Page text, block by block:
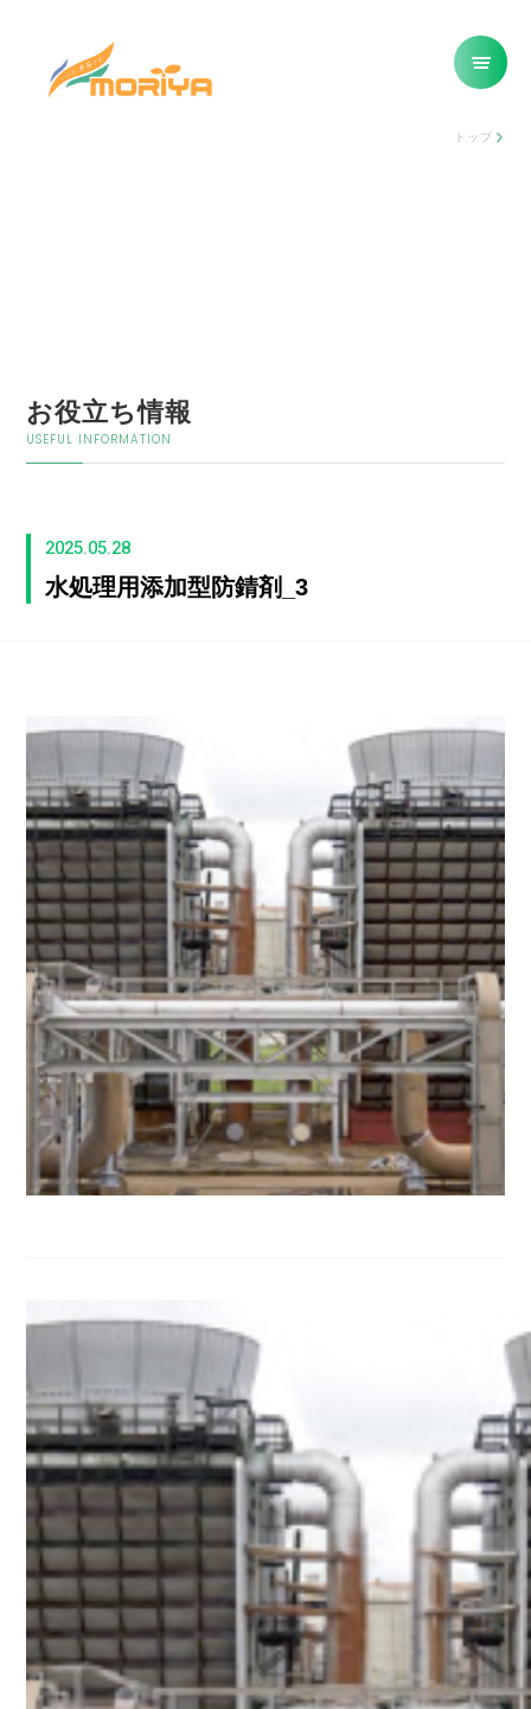
トップ
お役立ち情報
USEFUL INFORMATION
2025.05.28
水処理用添加型防錆剤_3